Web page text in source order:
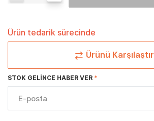
Ürün tedarik sürecinde
Ürünü Karşılaştır
STOK GELINCE HABER VER